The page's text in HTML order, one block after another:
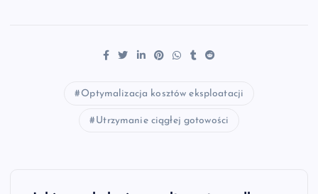
Optymalizacja kosztów eksploatacji
Utrzymanie ciągłej gotowości
N